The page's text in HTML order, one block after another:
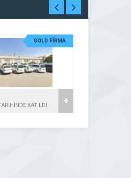
GOLD FİRMA
KATILDI